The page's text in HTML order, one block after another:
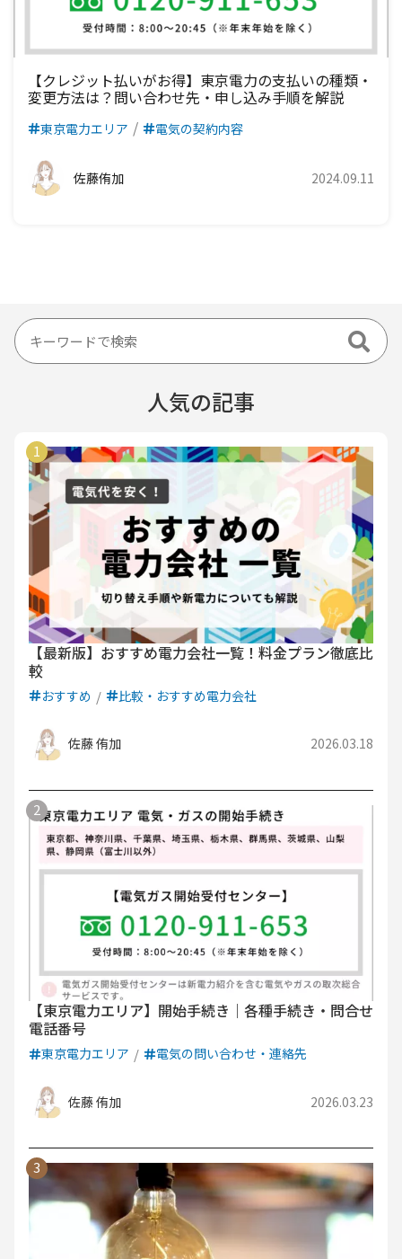
【クレジット払いがお得】東京電力の支払いの種類・
変更方法は？問い合わせ先・申し込み手順を解説
東京電力エリア 電気の契約内容
佐藤侑加 2024.09.11
人気の記事
【最新版】おすすめ電力会社一覧！料金プラン徹底比
較
おすすめ 比較・おすすめ電力会社
佐藤 侑加 2026.03.18
【東京電力エリア】開始手続き｜各種手続き・問合せ
電話番号
東京電力エリア 電気の問い合わせ・連絡先
佐藤 侑加 2026.03.23